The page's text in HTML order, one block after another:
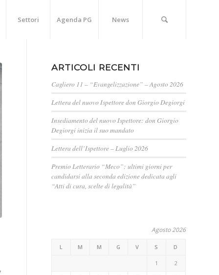
Settori Agenda PG News
,
ARTICOLI RECENTI
Cagliero 11 – “Evangelizzazione” – Agosto 2026
Lettera del nuovo Ispettore don Giorgio Degiorgi
Insediamento del nuovo Ispettore: don Giorgio
Degiorgi inizia il suo mandato
Lettera dell’Ispettore – Luglio 2026
Premio Letterario “Meco”: ultimi giorni per
candidarsi alla seconda edizione dedicata agli
“Atti di cura, scelte di legalità”
Agosto 2026
L M M G V S D
1 2